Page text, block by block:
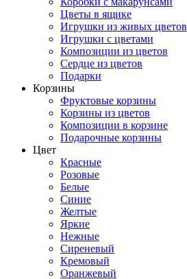
Цветы в ящике
Игрушки из живых цветов
Игрушки с цветами
Композиции из цветов
Сердце из цветов
Подарки
Корзины
Фруктовые корзины
Корзины из цветов
Композиции в корзине
Подарочные корзины
Цвет
Красные
Розовые
Белые
Синие
Желтые
Яркие
Нежные
Сиреневый
Кремовый
Оранжевый